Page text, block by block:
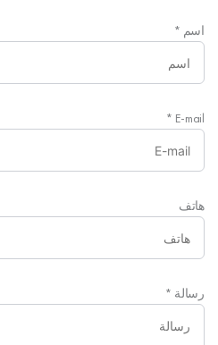
اسم *
E-mail
*
هاتف
رسالة *